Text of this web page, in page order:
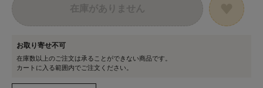
お取り寄せ不可
在庫数以上のご注文は承ることができない商品です。
カートに入る範囲内でご注文ください。